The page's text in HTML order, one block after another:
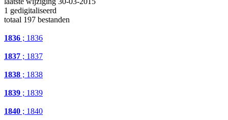
1 gedigitaliseerd
totaal 197 bestanden
1836 ; 1836
1837 ; 1837
1838 ; 1838
1839 ; 1839
1840 ; 1840